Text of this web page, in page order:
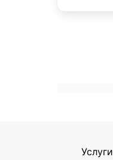
Услуги